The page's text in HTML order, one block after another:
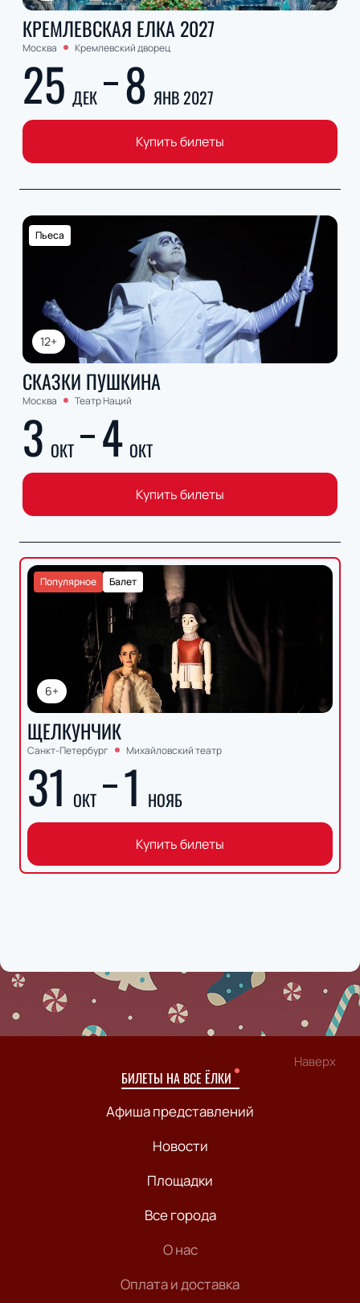
КРЕМЛЕВСКАЯ ЕЛКА 2027
Москва Кремлевский дворец
25 ДЕК 8 ЯНВ 2027
Купить билеты
12+
Пьеса
СКАЗКИ ПУШКИНА
Москва Театр Наций
3 ОКТ 4 ОКТ
Купить билеты
6+
Балет
Популярное
ЩЕЛКУНЧИК
Санкт-Петербург Михайловский театр
31 ОКТ 1 НОЯБ
Купить билеты
Наверх
БИЛЕТЫ НА ВСЕ ЁЛКИ
Афиша представлений
Новости
Площадки
Все города
О нас
Оплата и доставка